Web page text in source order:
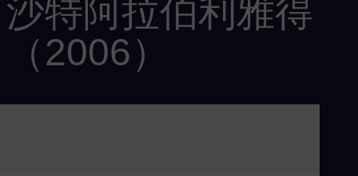
沙特阿拉伯利雅得
（2006）